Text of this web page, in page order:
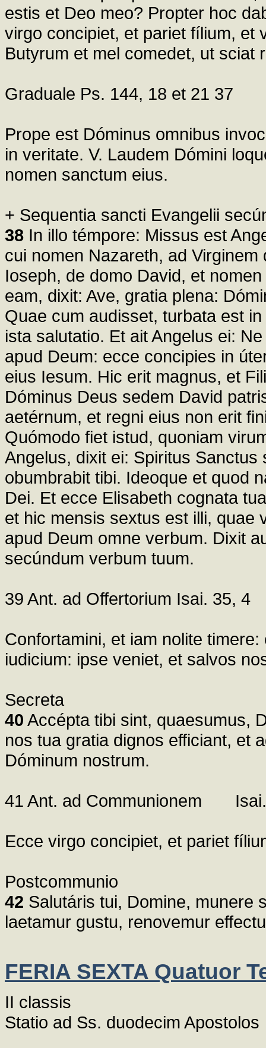
estis et Deo meo? Propter hoc
virgo concipiet, et pariet fílium, et
Butyrum et mel comedet, ut sciat
Graduale Ps. 144, 18 et 21 37
Prope est Dóminus omnibus
in veritate. V. Laudem Dómini
nomen sanctum eius.
+ Sequentia sancti Evangelii
38 In illo témpore: Missus est
cui nomen Nazareth, ad
Ioseph, de domo David, et
eam, dixit: Ave, gratia plena:
Quae cum audisset, turbata est
ista salutatio. Et ait Angelus ei:
apud Deum: ecce concipies in
eius Iesum. Hic erit magnus, et
Dóminus Deus sedem David
aetérnum, et regni eius non erit
Quómodo fiet istud, quoniam
Angelus, dixit ei: Spiritus
obumbrabit tibi. Ideoque et quod
Dei. Et ecce Elisabeth cognata
et hic mensis sextus est illi, quae
apud Deum omne verbum. Dixit
secúndum verbum tuum.
39 Ant. ad Offertorium Isai. 35, 4
Confortamini, et iam nolite
iudicium: ipse veniet, et salvos
Secreta
40 Accépta tibi sint, quaesumus,
nos tua gratia dignos efficiant, et
Dóminum nostrum.
41 Ant. ad Communionem
Ecce virgo concipiet, et pariet
Postcommunio
42 Salutáris tui, Domine, munere
laetamur gustu, renovemur
FERIA SEXTA Quatuor
II classis
Statio ad Ss. duodecim Apostolos